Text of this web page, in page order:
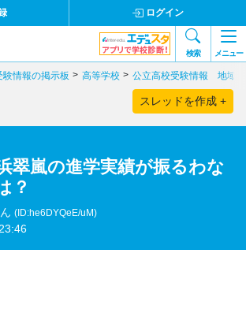
ログイン
検索 メニュー
験情報の掲示板 高等学校 公立高校受験情報 地域別
スレッドを作成 +
翠嵐の進学実績が振るわな
？
(ID:he6DYQeE/uM)